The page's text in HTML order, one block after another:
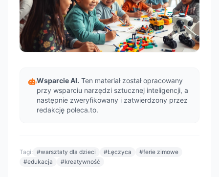
Wsparcie AI. Ten materiał został opracowany
przy wsparciu narzędzi sztucznej inteligencji, a
następnie zweryfikowany i zatwierdzony przez
redakcję poleca.to.
Tagi: #warsztaty dla dzieci #Łęczyca
#ferie zimowe
#edukacja
#kreatywność